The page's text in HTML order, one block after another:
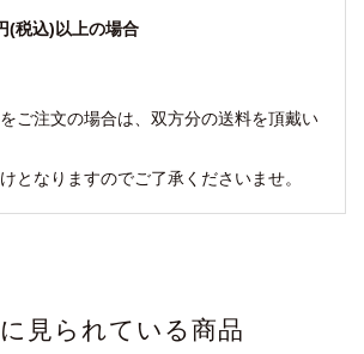
(税込)以上の場合
ご注文の場合は、双方分の送料を頂戴い
となりますのでご了承くださいませ。
見られている商品